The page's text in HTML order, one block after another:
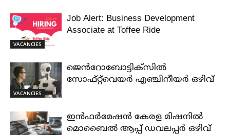
VACANCIES
Job Alert: Business Development
Associate at Toffee Ride
VACANCIES
ജെൻറോബോട്ടിക്സിൽ
സോഫ്റ്റ്‌വെയർ എഞ്ചിനീയർ ഒഴിവ്
ഇൻഫർമേഷൻ കേരള മിഷനിൽ
മൊബൈൽ ആപ്പ് ഡവലപ്പർ ഒഴിവ്